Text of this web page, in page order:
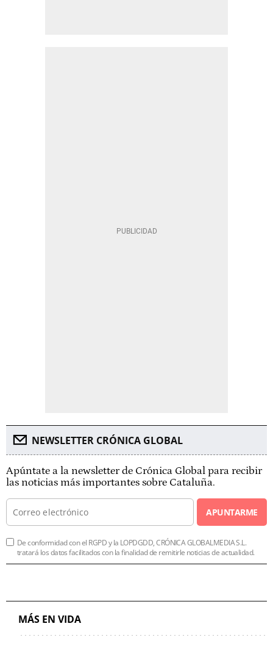
NEWSLETTER CRÓNICA GLOBAL
Apúntate a la newsletter de Crónica Global para recibir
las noticias más importantes sobre Cataluña.
APUNTARME
De conformidad con el RGPD y la LOPDGDD, CRÓNICA GLOBALMEDIA S.L.
tratará los datos facilitados con la finalidad de remitirle noticias de actualidad.
MÁS EN VIDA